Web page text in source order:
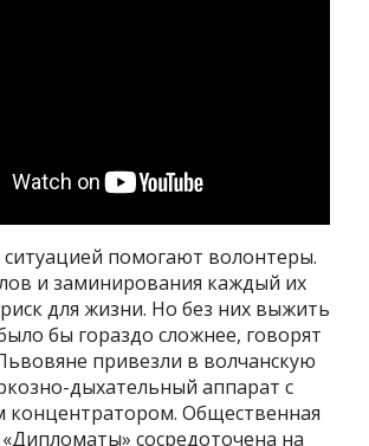
ситуацией помогают волонтеры.
и заминирования каждый их
для жизни. Но без них выжить
бы гораздо сложнее, говорят
привезли в волчанскую
дыхательный аппарат с
концентратором. Общественная
сосредоточена на